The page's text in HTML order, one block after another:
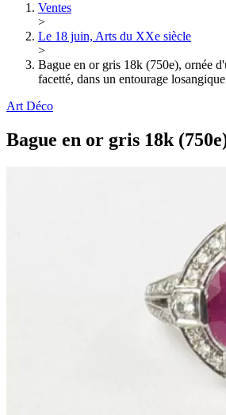
Ventes
>
Le 18 juin, Arts du XXe siècle
>
Bague en or gris 18k (750e), ornée
facetté, dans un entourage
Art Déco
Bague en or gris 18k